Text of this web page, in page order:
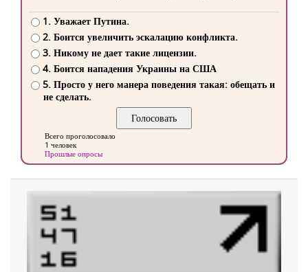
1. Уважает Путина.
2. Боится увеличить эскалацию конфликта.
3. Никому не дает такие лицензии.
4. Боится нападения Украины на США
5. Просто у него манера поведения такая: обещать и
не сделать.
Всего проголосовало
1 человек
Прошлые опросы